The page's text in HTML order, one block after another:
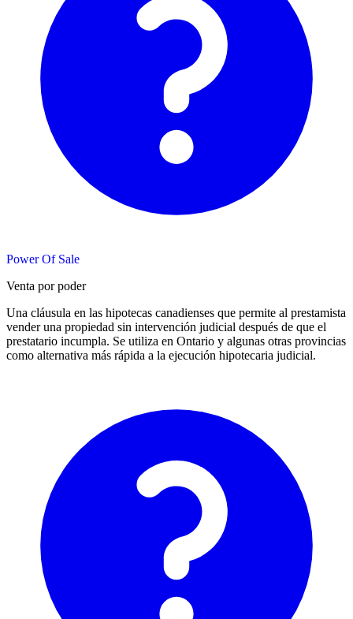
Power Of Sale
Venta por poder
Una cláusula en las hipotecas canadienses que permite al prestamista
vender una propiedad sin intervención judicial después de que el
prestatario incumpla. Se utiliza en Ontario y algunas otras provincias
como alternativa más rápida a la ejecución hipotecaria judicial.